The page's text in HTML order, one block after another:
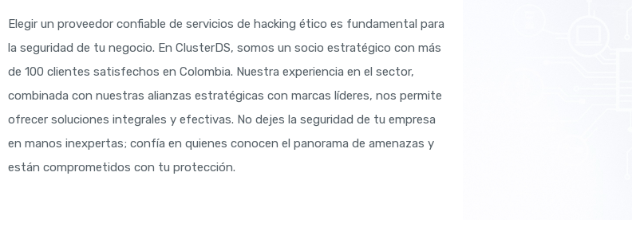
Elegir un proveedor confiable de servicios de hacking ético es fundamental para
la seguridad de tu negocio. En ClusterDS, somos un socio estratégico con más
de 100 clientes satisfechos en Colombia. Nuestra experiencia en el sector,
combinada con nuestras alianzas estratégicas con marcas líderes, nos permite
ofrecer soluciones integrales y efectivas. No dejes la seguridad de tu empresa
en manos inexpertas; confía en quienes conocen el panorama de amenazas y
están comprometidos con tu protección.